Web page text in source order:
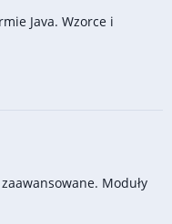
Java. Wzorce i
Moduły